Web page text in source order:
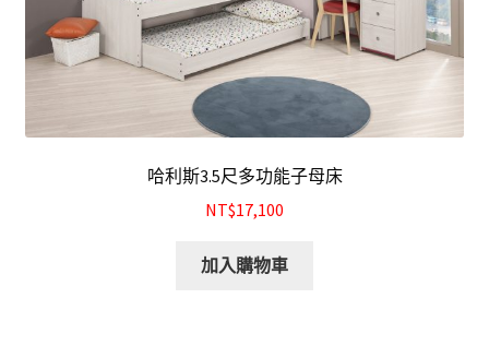
哈利斯3.5尺多功能子母床
NT$17,100
加入購物車